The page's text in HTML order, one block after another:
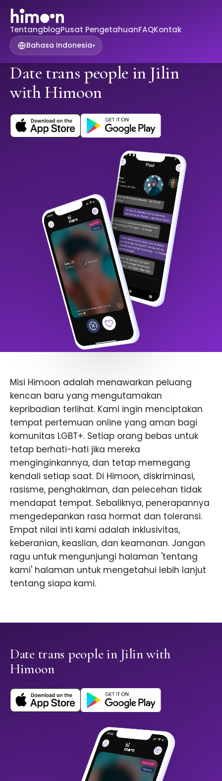
TentangblogPusat PengetahuanFAQKontak
Bahasa Indonesia▾
Date trans people in Jilin
with Himoon
Misi Himoon adalah menawarkan peluang
kencan baru yang mengutamakan
kepribadian terlihat. Kami ingin menciptakan
tempat pertemuan online yang aman bagi
komunitas LGBT+. Setiap orang bebas untuk
tetap berhati-hati jika mereka
menginginkannya, dan tetap memegang
kendali setiap saat. Di Himoon, diskriminasi,
rasisme, penghakiman, dan pelecehan tidak
mendapat tempat. Sebaliknya, penerapannya
mengedepankan rasa hormat dan toleransi.
Empat nilai inti kami adalah inklusivitas,
keberanian, keaslian, dan keamanan. Jangan
ragu untuk mengunjungi halaman 'tentang
kami' halaman untuk mengetahui lebih lanjut
tentang siapa kami.
Date trans people in Jilin with
Himoon